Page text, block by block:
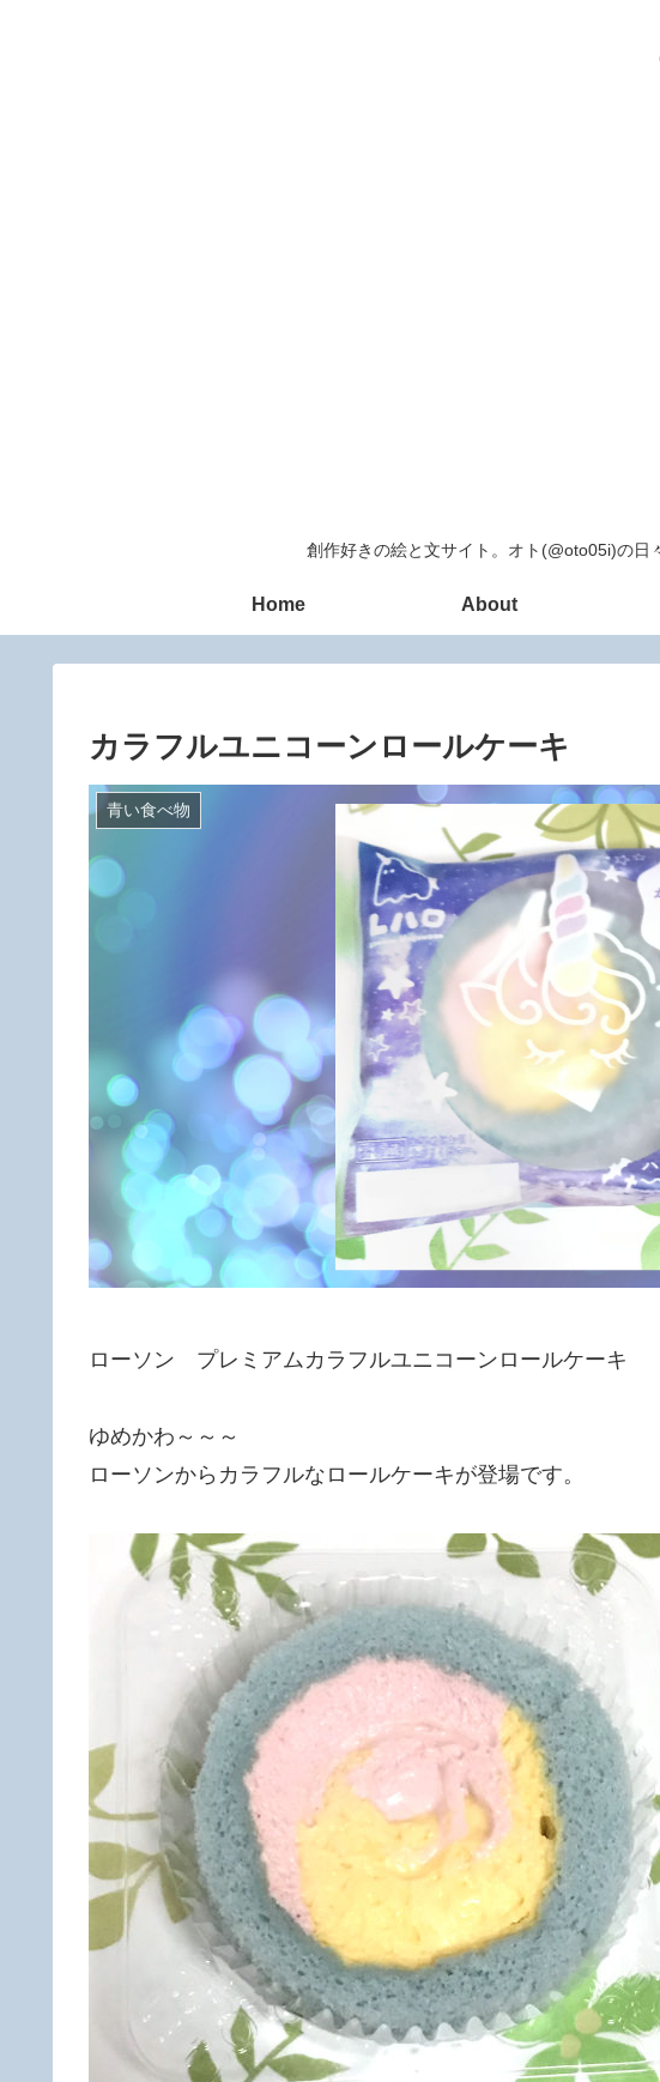
創作好きの絵と文サイト。オト(@oto05i)の日
Home About
カラフルユニコーンロールケーキ
青い食べ物
ローソン プレミアムカラフルユニコーンロールケーキ
ゆめかわ～～～
ローソンからカラフルなロールケーキが登場です。